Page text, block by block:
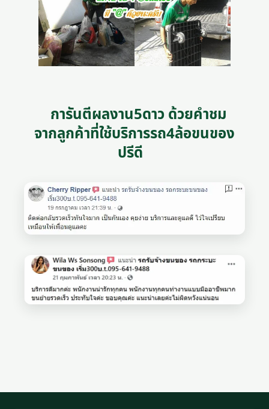
การันตีผลงาน5ดาว ด้วยคำชม
จากลูกค้าที่ใช้บริการรถ4ล้อขนของ
ปรีดี